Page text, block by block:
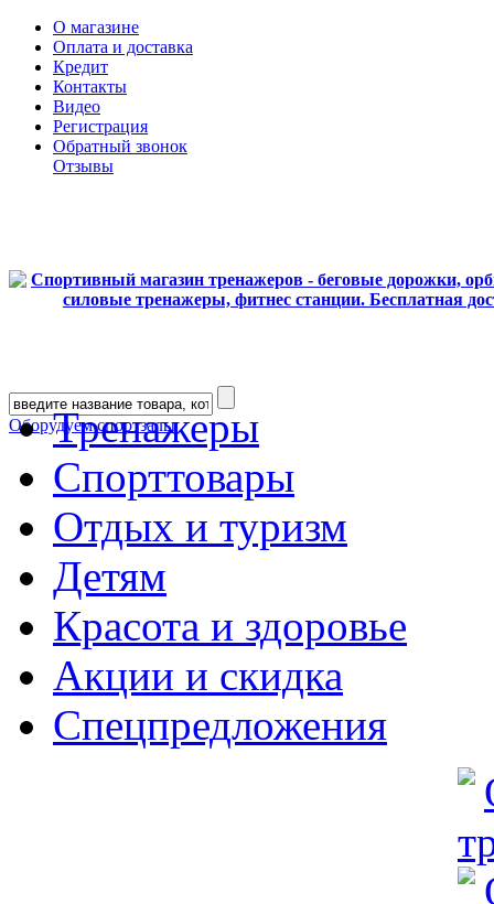
О магазине
Оплата и доставка
Кредит
Контакты
Видео
Регистрация
Обратный звонок
Отзывы
Оборудуем спортзалы
Тренажеры
Спорттовары
Отдых и туризм
Детям
Красота и здоровье
Акции и скидка
Спецпредложения